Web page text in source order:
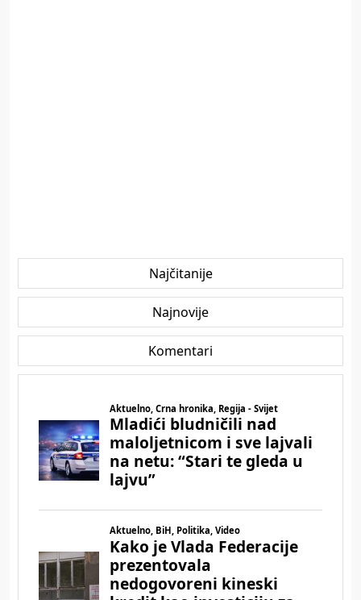
Najčitanije
Najnovije
Komentari